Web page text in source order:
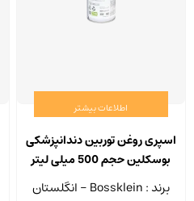
اطلاعات بیشتر
اسپری روغن توربین دندانپزشکی
بوسکلین حجم 500 میلی لیتر
برند : Bossklein - انگلستان